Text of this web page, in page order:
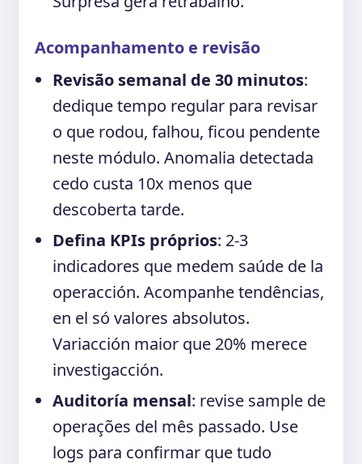
Acompanhamento e revisão
Revisão semanal de 30 minutos:
dedique tempo regular para revisar
o que rodou, falhou, ficou pendente
neste módulo. Anomalia detectada
cedo custa 10x menos que
descoberta tarde.
Defina KPIs próprios: 2-3
indicadores que medem saúde de la
operacción. Acompanhe tendências,
en el só valores absolutos.
Variacción maior que 20% merece
investigacción.
Auditoría mensal: revise sample de
operações del mês passado. Use
logs para confirmar que tudo